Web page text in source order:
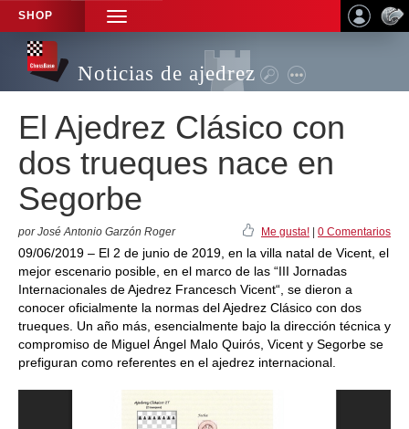
SHOP
TOGGLE
NAVIGATION
Noticias de ajedrez
El Ajedrez Clásico con
dos trueques nace en
Segorbe
por José Antonio Garzón Roger Me gusta! 0 Comentarios
09/06/2019 – El 2 de junio de 2019, en la villa natal de Vicent, el
mejor escenario posible, en el marco de las “III Jornadas
Internacionales de Ajedrez Francesch Vicent“, se dieron a
conocer oficialmente la normas del Ajedrez Clásico con dos
trueques. Un año más, esencialmente bajo la dirección técnica y
compromiso de Miguel Ángel Malo Quirós, Vicent y Segorbe se
prefiguran como referentes en el ajedrez internacional.